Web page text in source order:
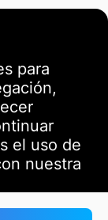
para
el uso de
nuestra